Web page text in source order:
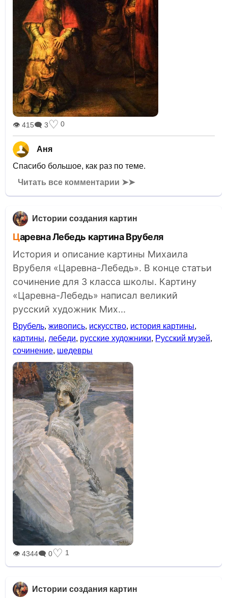
👁 415🗨 3♡ 0
Аня
Спасибо большое, как раз по теме.
Читать все комментарии ➤➤
Истории создания картин
Царевна Лебедь картина Врубеля
История и описание картины Михаила
Врубеля «Царевна-Лебедь». В конце статьи
сочинение для 3 класса школы. Картину
«Царевна-Лебедь» написал великий
русский художник Мих...
Врубель,живопись, искусство, история картины,
картины, лебеди, русские художники, Русский музей,
сочинение, шедевры
👁 4344🗨 0♡ 1
Истории создания картин